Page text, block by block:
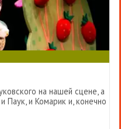
на нашей сцене, а
Паук, и Комарик и, конечно